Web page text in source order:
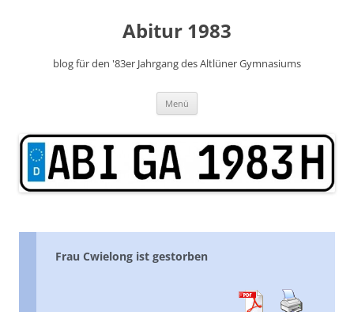
Abitur 1983
blog für den '83er Jahrgang des Altlüner Gymnasiums
Menü
Frau Cwielong ist gestorben